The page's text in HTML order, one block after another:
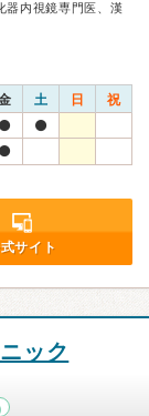
器内視鏡専門医、漢
土 日 祝
サイト
ック